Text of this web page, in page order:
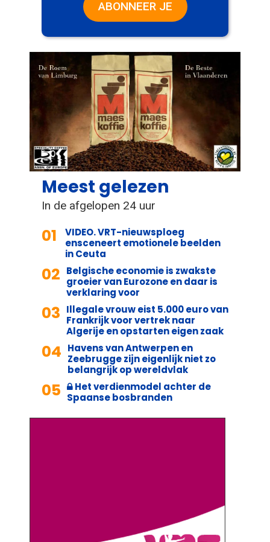
ABONNEER JE
Meest gelezen
In de afgelopen 24 uur
01
VIDEO. VRT-nieuwsploeg
ensceneert emotionele beelden
in Ceuta
02 Belgische economie is zwakste
groeier van Eurozone en daar is
verklaring voor
03 Illegale vrouw eist 5.000 euro van
Frankrijk voor vertrek naar
Algerije en opstarten eigen zaak
04 Havens van Antwerpen en
Zeebrugge zijn eigenlijk niet zo
belangrijk op wereldvlak
05
Het verdienmodel achter de
Spaanse bosbranden